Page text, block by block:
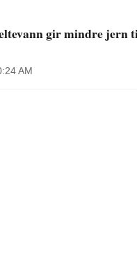
gir mindre jern
AM